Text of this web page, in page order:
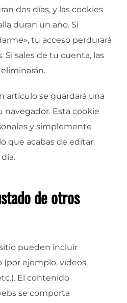
dos días, y las cookies
duran un año. Si
tu acceso perdurará
Si sales de tu cuenta, las
artículo se guardará una
navegador. Esta cookie
y simplemente
que acabas de editar.
de otros
pueden incluir
ejemplo, vídeos,
El contenido
se comporta